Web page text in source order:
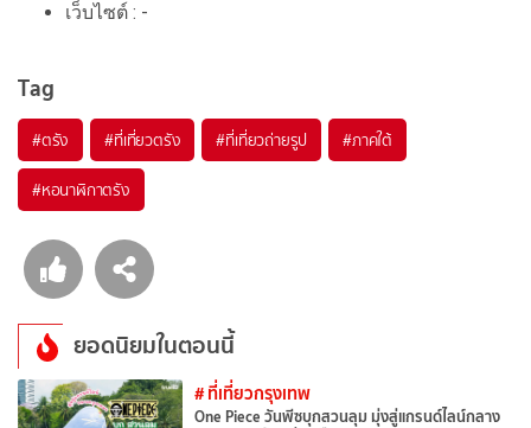
เว็บไซต์ : -
Tag
#ตรัง #ที่เที่ยวตรัง #ที่เที่ยวถ่ายรูป #ภาคใต้
#หอนาฬิกาตรัง
ยอดนิยมในตอนนี้
# ที่เที่ยวกรุงเทพ
One Piece วันพีซบุกสวนลุม มุ่งสู่แกรนด์ไลน์กลาง